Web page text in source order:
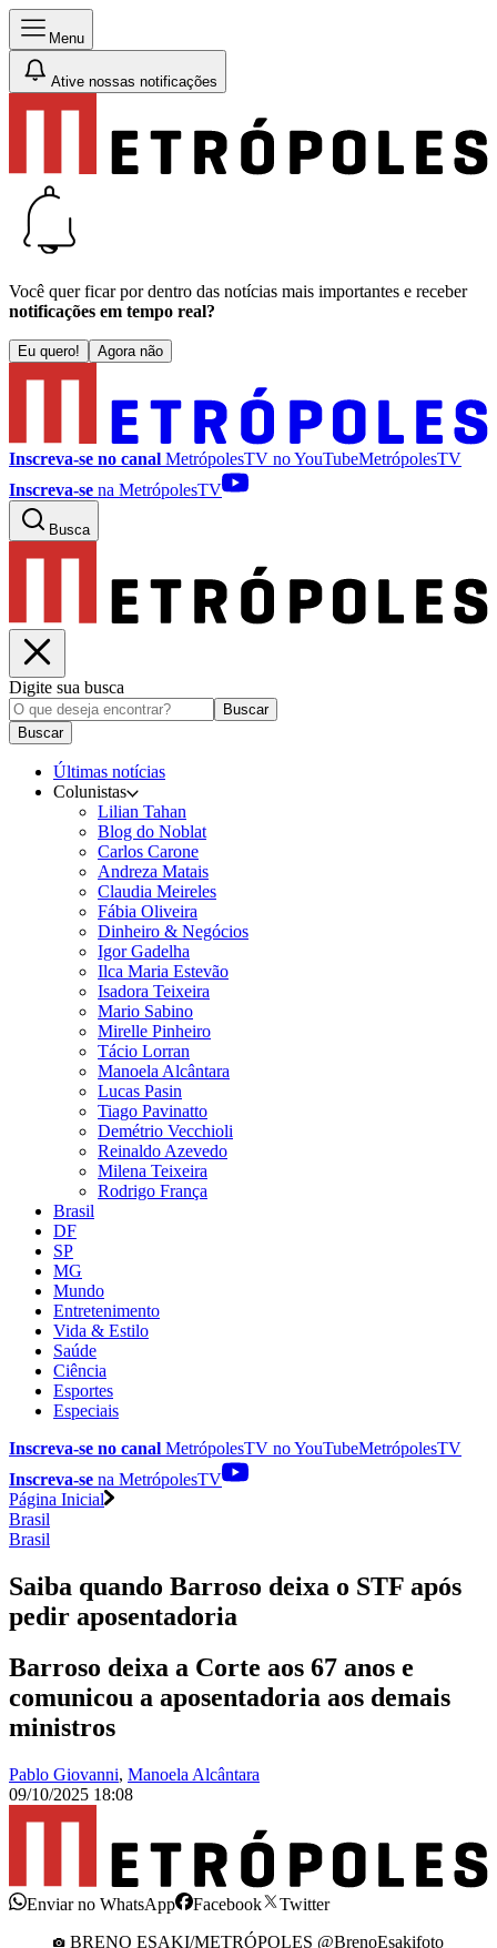
Menu
Ative nossas notificações
Você quer ficar por dentro das notícias mais importantes e receber
notificações em tempo real?
Eu quero! Agora não
Inscreva-se no canal MetrópolesTV noYouTubeMetrópolesTV
Inscreva-se na MetrópolesTV
Busca
Digite sua busca
Buscar
Buscar
Últimas notícias
Colunistas
Lilian Tahan
Blog do Noblat
Carlos Carone
Andreza Matais
Claudia Meireles
Fábia Oliveira
Dinheiro & Negócios
Igor Gadelha
Ilca Maria Estevão
Isadora Teixeira
Mario Sabino
Mirelle Pinheiro
Tácio Lorran
Manoela Alcântara
Lucas Pasin
Tiago Pavinatto
Demétrio Vecchioli
Reinaldo Azevedo
Milena Teixeira
Rodrigo França
Brasil
DF
SP
MG
Mundo
Entretenimento
Vida & Estilo
Saúde
Ciência
Esportes
Especiais
Inscreva-se no canal MetrópolesTV noYouTubeMetrópolesTV
Inscreva-se na MetrópolesTV
Página Inicial
Brasil
Brasil
Saiba quando Barroso deixa o STF após
pedir aposentadoria
Barroso deixa a Corte aos 67 anos e
comunicou a aposentadoria aos demais
ministros
Pablo Giovanni, Manoela Alcântara
09/10/2025 18:08
Enviar no WhatsApp Facebook
Twitter
BRENO ESAKI/METRÓPOLES @BrenoEsakifoto